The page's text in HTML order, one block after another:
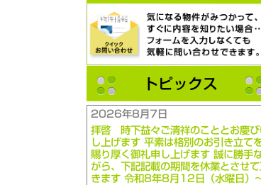
トピックス
2026年8月7日
拝啓 時下益々ご清祥のこととお慶び
し上げます 平素は格別のお引き立て
賜り厚く御礼申し上げます 誠に勝手
がら、下記記載の期間を休業とさせ
きます 令和8年8月12日（水曜日）